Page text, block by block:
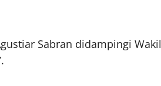
Sabran didampingi Wakil